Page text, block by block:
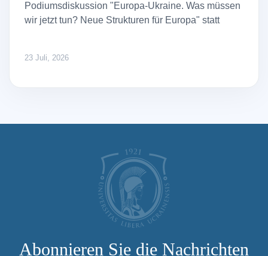
Podiumsdiskussion "Europa-Ukraine. Was müssen
wir jetzt tun? Neue Strukturen für Europa" statt
23 Juli, 2026
Abonnieren Sie die Nachrichten